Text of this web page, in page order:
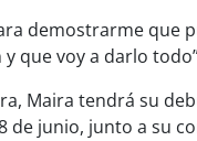
demostrarme que
que voy a darlo
Maira tendrá su
de junio, junto a su